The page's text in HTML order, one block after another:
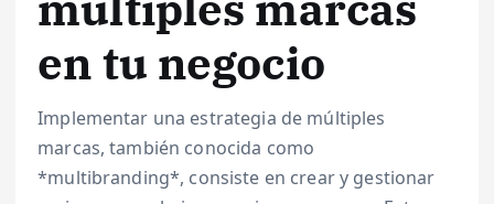
en tu negocio
Implementar una estrategia de múltiples
marcas, también conocida como
*multibranding*, consiste en crear y gestionar